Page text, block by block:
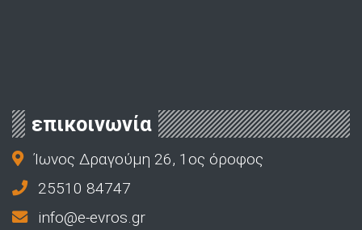
επικοινωνία
Ίωνος Δραγούμη 26, 1ος όροφος
25510 84747
info@e-evros.gr